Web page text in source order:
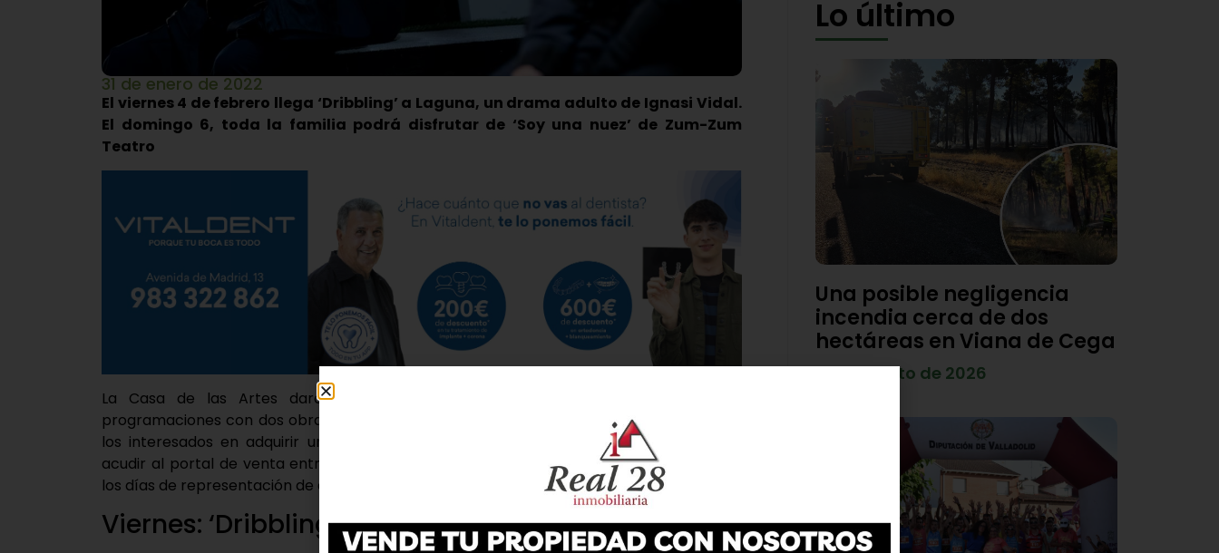
31 de enero de 2022
El viernes 4 de febrero llega ‘Dribbling’ a Laguna, un drama adulto de Ignasi Vidal.
El domingo 6, toda la familia podrá disfrutar de ‘Soy una nuez’ de Zum-Zum
Teatro
La Casa de las Artes dará inicio este fin de semana su primer semestre de
programaciones con dos obras de calidad muy esperados por el público lagunero. Para
los interesados en adquirir una entrada para cualquiera de los espectáculos pueden
acudir al portal de venta entradas.com, a casadelasartes.com o a la taquilla del teatro
los días de representación de espectáculos sesenta minutos antes del inicio.
Viernes: ‘Dribbling’
Lo último
Una posible negligencia
incendia cerca de dos
hectáreas en Viana de Cega
7 de agosto de 2026